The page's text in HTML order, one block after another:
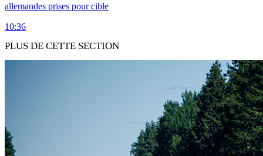
allemandes prises pour cible
10:36
PLUS DE CETTE SECTION